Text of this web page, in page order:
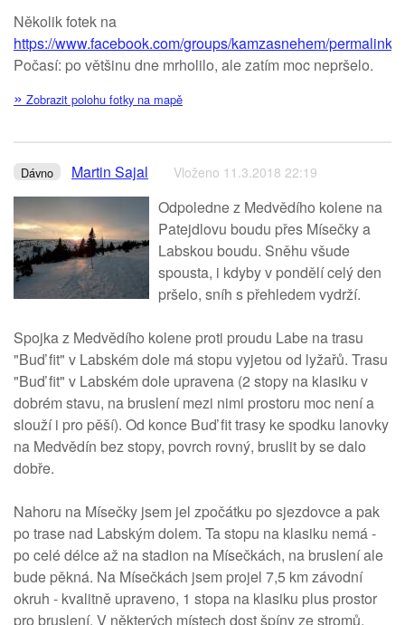
Několik fotek na
https://www.facebook.com/groups/kamzasnehem/permalink/
Počasí: po většinu dne mrholilo, ale zatím moc nepršelo.
» Zobrazit polohu fotky na mapě
Dávno Martin Sajal Vloženo 11.3.2018 22:19
Odpoledne z Medvědího kolene na
Patejdlovu boudu přes Mísečky a
Labskou boudu. Sněhu všude
spousta, i kdyby v pondělí celý den
pršelo, sníh s přehledem vydrží.
Spojka z Medvědího kolene proti proudu Labe na trasu
"Buď fit" v Labském dole má stopu vyjetou od lyžařů. Trasu
"Buď fit" v Labském dole upravena (2 stopy na klasiku v
dobrém stavu, na bruslení mezi nimi prostoru moc není a
slouží i pro pěší). Od konce Buď fit trasy ke spodku lanovky
na Medvědín bez stopy, povrch rovný, bruslit by se dalo
dobře.
Nahoru na Mísečky jsem jel zpočátku po sjezdovce a pak
po trase nad Labským dolem. Ta stopu na klasiku nemá -
po celé délce až na stadion na Mísečkách, na bruslení ale
bude pěkná. Na Mísečkách jsem projel 7,5 km závodní
okruh - kvalitně upraveno, 1 stopa na klasiku plus prostor
pro bruslení. V některých místech dost špíny ze stromů.